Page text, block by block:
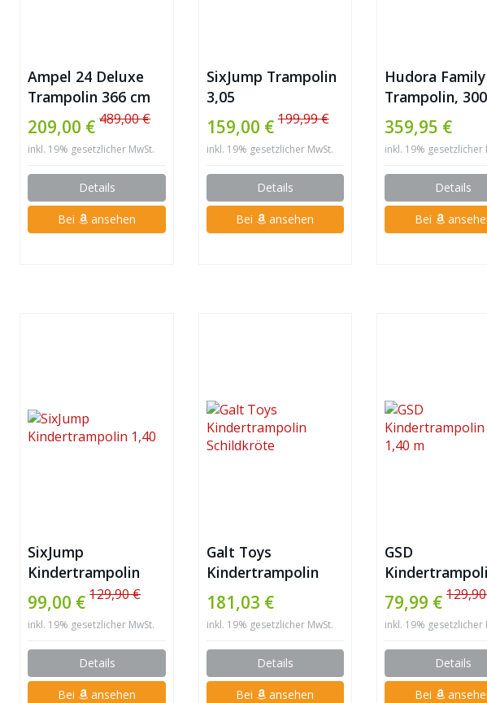
Ampel 24 Deluxe
Trampolin 366 cm
209,00 €489,00 €
inkl. 19% gesetzlicher MwSt.
Details
Bei ansehen
SixJump Trampolin
3,05
159,00 €199,99 €
inkl. 19% gesetzlicher MwSt.
Details
Bei ansehen
Hudora Family
Trampolin,
359,95 €
inkl. 19% gesetzlicher
Details
Bei
SixJump
Kindertrampolin
1,40
99,00 €129,90 €
inkl. 19% gesetzlicher MwSt.
Details
Bei ansehen
Galt Toys
Kindertrampolin
Schildkröte
181,03 €
inkl. 19% gesetzlicher MwSt.
Details
Bei ansehen
GSD
1,40 m
79,99 €
inkl. 19% gesetzlicher
Details
Bei